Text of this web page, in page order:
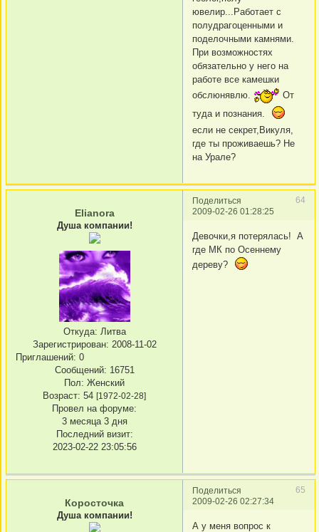
ювелир...Работает с
полудрагоценными и
поделочными камнями.
При возможностях
обязательно у него на
работе все камешки
обслюнявлю.
От
туда и познания.
если не секрет,Викуля,
где ты проживаешь? Не
на Урале?
Поделиться
64
2009-02-26 01:28:25
Elianora
Душа компании!
Откуда: Литва
Зарегистрирован: 2008-11-02
Приглашений: 0
Сообщений: 16751
Пол: Женский
Возраст: 54 [1972-02-28]
Провел на форуме:
3 месяца 3 дня
Последний визит:
2023-02-22 23:05:56
Девочки,я потерялась! А
где МК по Осеннему
дереву?
Поделиться
65
2009-02-26 02:27:34
Коросточка
Душа компании!
А у меня вопрос к